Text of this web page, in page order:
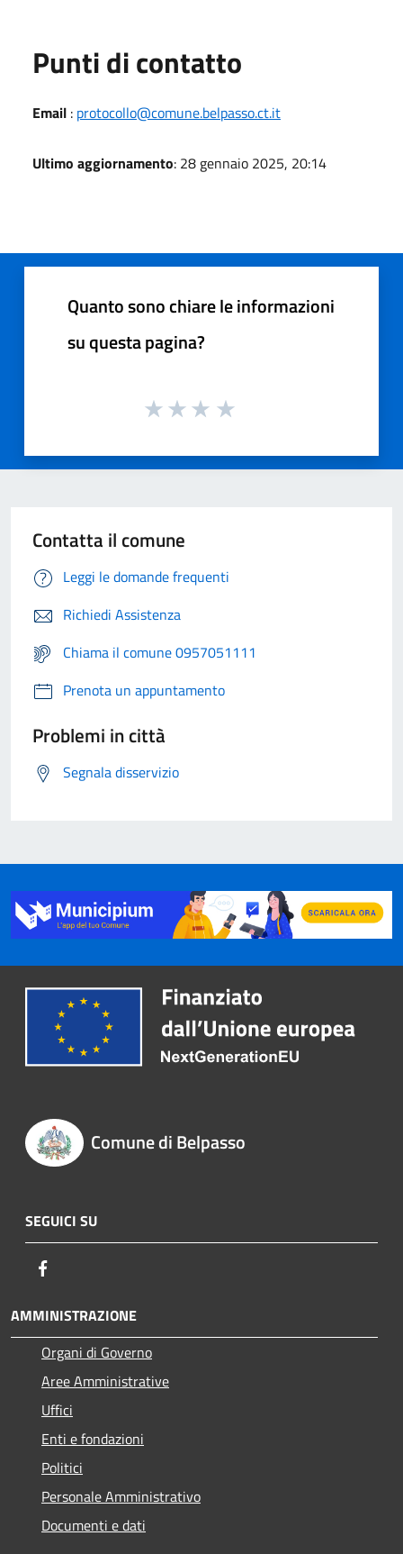
Punti di contatto
Email : protocollo@comune.belpasso.ct.it
Ultimo aggiornamento: 28 gennaio 2025, 20:14
Quanto sono chiare le informazioni
su questa pagina?
Contatta il comune
Leggi le domande frequenti
Richiedi Assistenza
Chiama il comune 0957051111
Prenota un appuntamento
Problemi in città
Segnala disservizio
Comune di Belpasso
SEGUICI SU
AMMINISTRAZIONE
Organi di Governo
Aree Amministrative
Uffici
Enti e fondazioni
Politici
Personale Amministrativo
Documenti e dati